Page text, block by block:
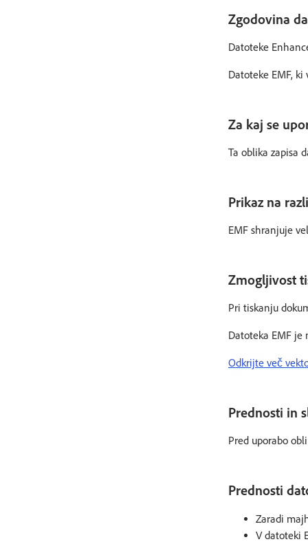
Zgodovina
Datoteke
Datoteke EMF,
Za kaj se
Ta oblika zapisa
Prikaz na
EMF shranjuje
Zmogljivost
Pri tiskanju
Datoteka EMF
Odkrijte več
Prednosti in
Pred uporabo
Prednosti
Zaradi
V datoteki